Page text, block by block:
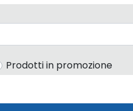
Prodotti in promozione